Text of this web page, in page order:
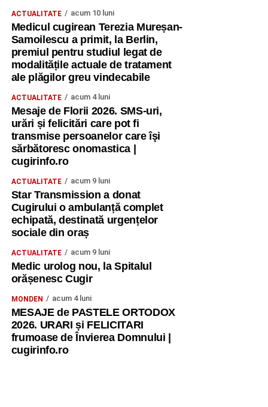
ACTUALITATE acum 10 luni
Medicul cugirean Terezia Mureșan-
Samoilescu a primit, la Berlin,
premiul pentru studiul legat de
modalitățile actuale de tratament
ale plăgilor greu vindecabile
ACTUALITATE acum 4 luni
Mesaje de Florii 2026. SMS-uri,
urări și felicitări care pot fi
transmise persoanelor care îşi
sărbătoresc onomastica |
cugirinfo.ro
ACTUALITATE acum 9 luni
Star Transmission a donat
Cugirului o ambulanță complet
echipată, destinată urgențelor
sociale din oraș
ACTUALITATE acum 9 luni
Medic urolog nou, la Spitalul
orășenesc Cugir
MONDEN acum 4 luni
MESAJE de PASTELE ORTODOX
2026. URARI și FELICITARI
frumoase de Învierea Domnului |
cugirinfo.ro